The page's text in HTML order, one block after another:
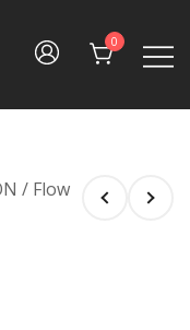
0
/ Flow